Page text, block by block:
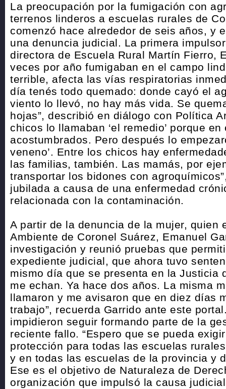
La preocupación por la fumigación con
terrenos linderos a escuelas rurales de
comenzó hace alrededor de seis años, y
una denuncia judicial. La primera
directora de Escuela Rural Martín Fierro,
veces por año fumigaban en el campo
terrible, afecta las vías respiratorias
día tenés todo quemado: donde cayó el
viento lo llevó, no hay más vida. Se
hojas”, describió en diálogo con Política
chicos lo llamaban ‘el remedio’ porque
acostumbrados. Pero después lo
veneno’. Entre los chicos hay
las familias, también. Las mamás, por
transportar los bidones con
jubilada a causa de una enfermedad
relacionada con la contaminación.
A partir de la denuncia de la mujer, quien
Ambiente de Coronel Suárez, Emanuel
investigación y reunió pruebas que
expediente judicial, que ahora tuvo
mismo día que se presenta en la Justicia
me echan. Ya hace dos años. La misma
llamaron y me avisaron que en diez días
trabajo”, recuerda Garrido ante este
impidieron seguir formando parte de la
reciente fallo. “Espero que se pueda
protección para todas las escuelas
y en todas las escuelas de la provincia y
Ese es el objetivo de Naturaleza de
organización que impulsó la causa